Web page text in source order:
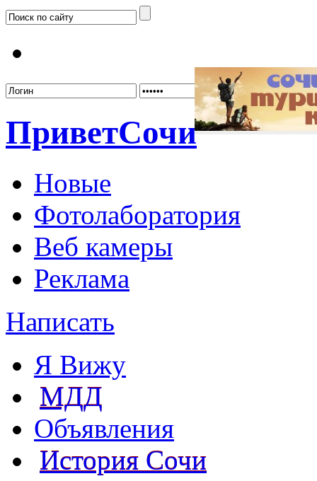
ПриветСочи
Новые
Фотолаборатория
Веб камеры
Реклама
Написать
Я Вижу
МДД
Объявления
История Сочи